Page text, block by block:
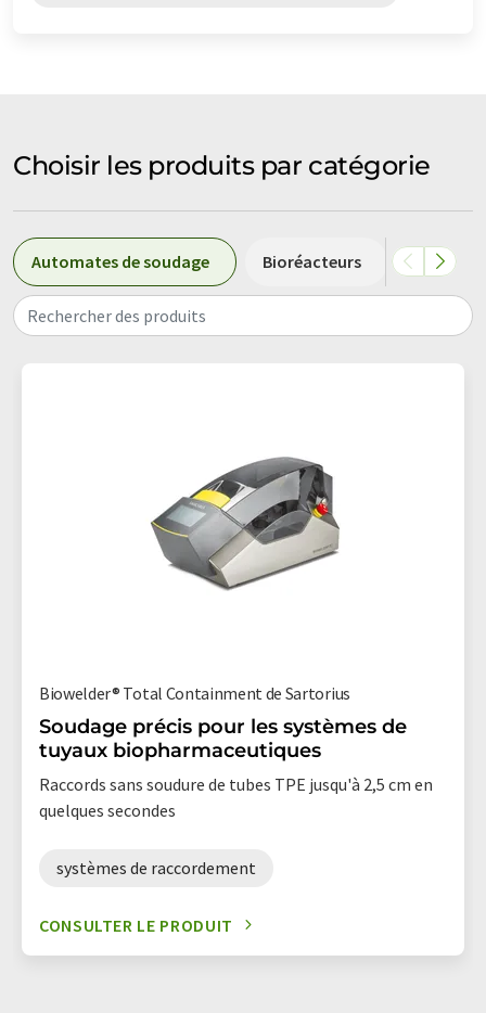
Choisir les produits par catégorie
Automates de soudage Bioréacteurs
Rechercher des produits
Biowelder® Total Containment de Sartorius
Soudage précis pour les systèmes de
tuyaux biopharmaceutiques
Raccords sans soudure de tubes TPE jusqu'à 2,5 cm en
quelques secondes
systèmes de raccordement
CONSULTER LE PRODUIT